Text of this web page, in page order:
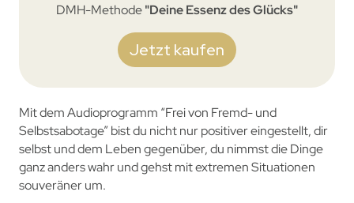
DMH-Methode"Deine Essenz des Glücks"
Jetzt kaufen
Mit dem Audioprogramm “Frei von Fremd- und
Selbstsabotage” bist du nicht nur positiver eingestellt, dir
selbst und dem Leben gegenüber, du nimmst die Dinge
ganz anders wahr und gehst mit extremen Situationen
souveräner um.